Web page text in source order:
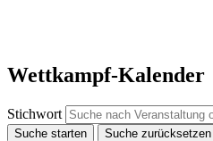
Wettkampf-Kalender
Stichwort
Suche starten Suche zurücksetzen